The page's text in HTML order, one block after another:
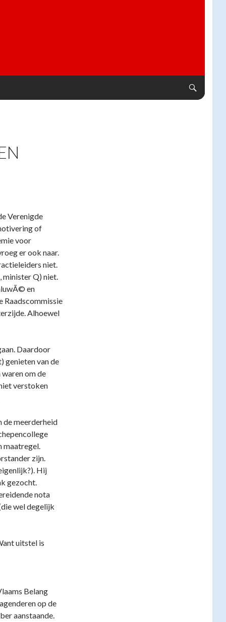
Verenigde
of
voor
er ook naar.
niet.
minister Q) niet.
en
Raadscommissie
Alhoewel
Daardoor
genieten van de
om de
verstoken
de meerderheid
maatregel.
zijn.
Hij
gezocht.
nota
wel degelijk
uitstel is
Belang
op de
aanstaande.